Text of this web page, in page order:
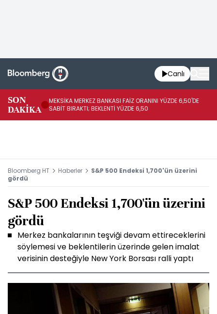
Canlı
SON
DAKİKA
MEKSİKA MERKEZ BANKASI FAİZ ORANINI YÜZDE 6,50'DE
SABİT BIRAKTI; BEKLENTİ YÜZDE 6,50
Bloomberg HT Haberler
S&P 500 Endeksi 1,700'ün üzerini
gördü
S&P 500 Endeksi 1,700'ün üzerini
gördü
Merkez bankalarının teşviği devam ettireceklerini
söylemesi ve beklentilerin üzerinde gelen imalat
verisinin desteğiyle New York Borsası ralli yaptı